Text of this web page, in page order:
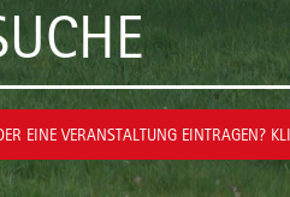
EINE VERANSTALTUNG EINTRAGEN?